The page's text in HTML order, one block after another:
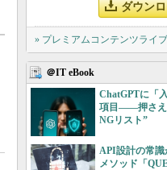
ダウン
» プレミアムコンテンツライ
＠IT eBook
ChatGPTに「
項目――押さえ
NGリスト”
API設計の常
メソッド「